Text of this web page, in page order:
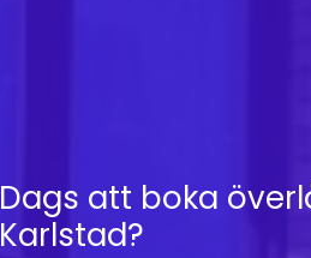
Dags att boka
Karlstad?